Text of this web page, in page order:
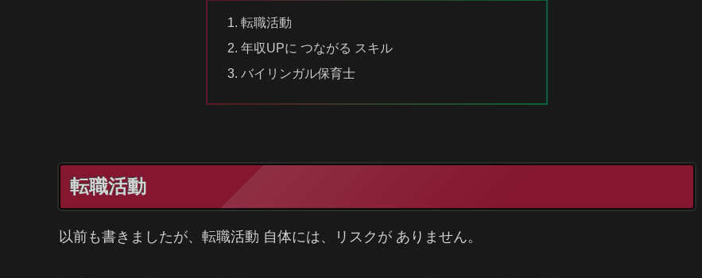
転職活動
年収UPに つながる スキル
バイリンガル保育士
転職活動
以前も書きましたが、転職活動 自体には、リスクが ありません。